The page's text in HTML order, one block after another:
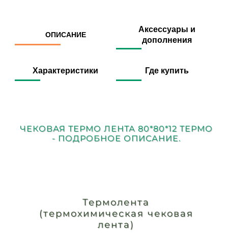
ОПИСАНИЕ
Аксессуары и
дополнения
Характеристики Где купить
ЧЕКОВАЯ ТЕРМО ЛЕНТА 80*80*12 ТЕРМО
- ПОДРОБНОЕ ОПИСАНИЕ.
Термолента
(термохимическая чековая
лента)